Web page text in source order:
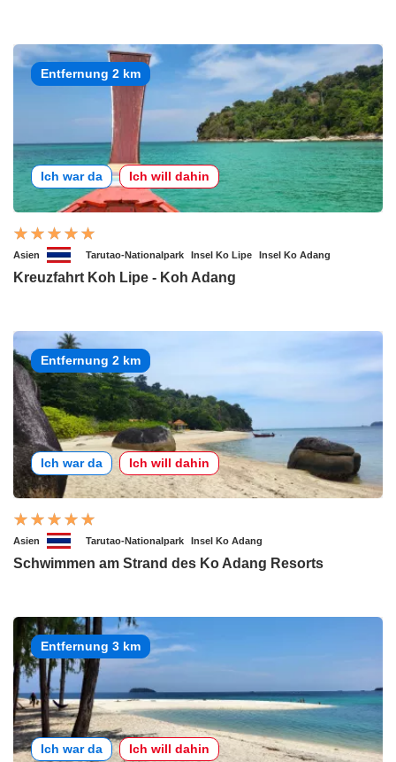
Entfernung 2 km
Ich war da Ich will dahin
Asien Tarutao-Nationalpark Insel Ko Lipe Insel Ko Adang
Kreuzfahrt Koh Lipe - Koh Adang
Entfernung 2 km
Ich war da Ich will dahin
Asien Tarutao-Nationalpark Insel Ko Adang
Schwimmen am Strand des Ko Adang Resorts
Entfernung 3 km
Ich war da Ich will dahin